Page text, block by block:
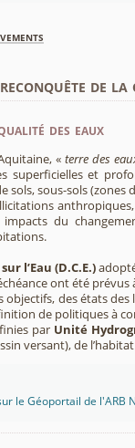
de
des eaux
« terre des
superficielles et
sols, sous-sols (zones
impacts du
l’Eau (D.C.E.)
ont été
objectifs, des états
de politiques à
par Unité
versant), de
le Géoportail de l'ARB